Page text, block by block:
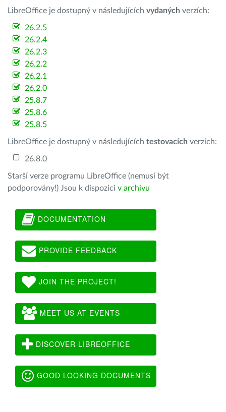
LibreOffice je dostupný v následujících vydaných verzích:
26.2.5
26.2.4
26.2.3
26.2.2
26.2.1
26.2.0
25.8.7
25.8.6
25.8.5
LibreOffice je dostupný v následujících testovacích verzích:
26.8.0
Starší verze programu LibreOffice (nemusí být
podporovány!) Jsou k dispozici v archivu
DOCUMENTATION
PROVIDE FEEDBACK
JOIN THE PROJECT!
MEET US AT EVENTS
DISCOVER LIBREOFFICE
GOOD LOOKING DOCUMENTS